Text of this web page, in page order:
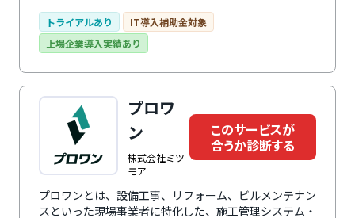
算システムと勤怠管理システムも用意されています。幅
広い業務のペーパーレスと業務効率化に貢献するサービ
スです。
トライアルあり
IT導入補助金対象
上場企業導入実績あり
プロワ
ン
株式会社ミツ
モア
このサービスが
合うか診断する
プロワンとは、設備工事、リフォーム、ビルメンテナン
スといった現場事業者に特化した、施工管理システム・